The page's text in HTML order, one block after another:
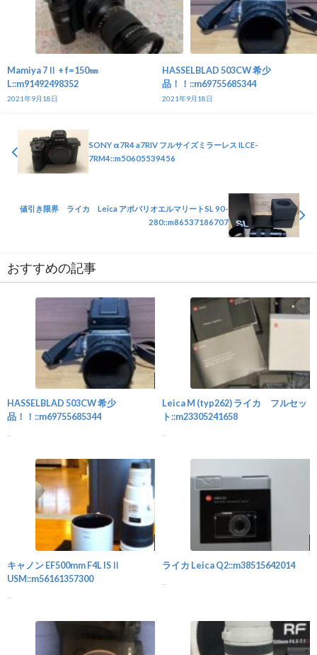
Mamiya 7Ⅱ + f=150㎜
L::m91492498352
2021年9月18日
HASSELBLAD 503CW 希少
品！！::m69755685344
2021年9月18日
SONY α7R4 a7RIV フルサイズミラーレス ILCE-
7RM4::m50605539456
値引き限界 ライカ Leica アポバリオエルマリートSL 90-
280::m86537186707
おすすめの記事
HASSELBLAD 503CW 希少
品！！::m69755685344
Leica M (typ262) ライカ フルセッ
ト::m23305241658
キャノン EF500mm F4L ISⅡ
USM::m56161357300
ライカ Leica Q2::m38515642014